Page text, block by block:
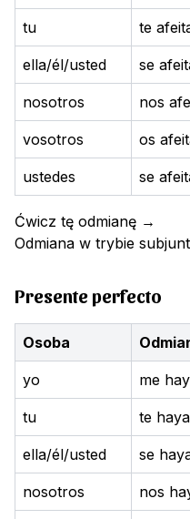
tu te
ella/él/usted se
nosotros nos
vosotros os
ustedes se
Ćwicz tę odmianę →
Odmiana w trybie
Presente perfecto
Osoba
yo me
tu te
ella/él/usted se
nosotros nos